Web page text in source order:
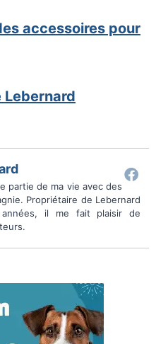
accessoires pour
Lebernard
partie de ma vie avec des
Propriétaire de Lebernard
années, il me fait plaisir de